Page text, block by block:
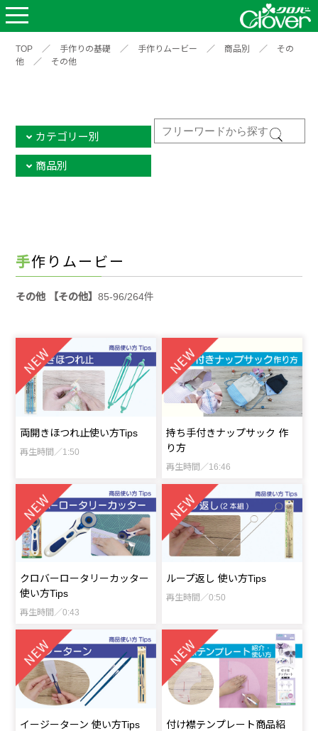
TOP ／ 手作りの基礎 ／ 手作りムービー ／ 商品別 ／
その
他
／ その他
カテゴリー別
商品別
手作りムービー
その他 【その他】85-96/264件
両開きほつれ止使い方Tips
再生時間／1:50
持ち手付きナップサック 作
り方
再生時間／16:46
クロバーロータリーカッター
使い方Tips
再生時間／0:43
ループ返し 使い方Tips
再生時間／0:50
イージーターン 使い方Tips
付け襟テンプレート商品紹